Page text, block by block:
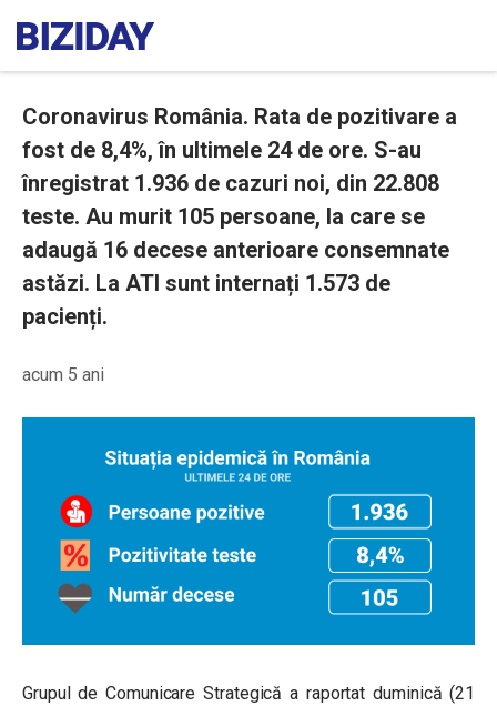
Coronavirus România. Rata de pozitivare a
fost de 8,4%, în ultimele 24 de ore. S-au
înregistrat 1.936 de cazuri noi, din 22.808
teste. Au murit 105 persoane, la care se
adaugă 16 decese anterioare consemnate
astăzi. La ATI sunt internați 1.573 de
pacienți.
acum 5 ani
Grupul de Comunicare Strategică a raportat duminică (21